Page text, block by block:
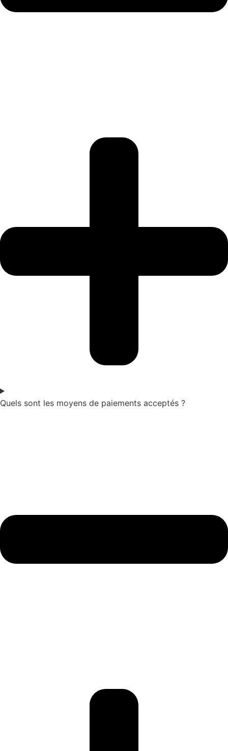
Quels sont les moyens de paiements acceptés ?